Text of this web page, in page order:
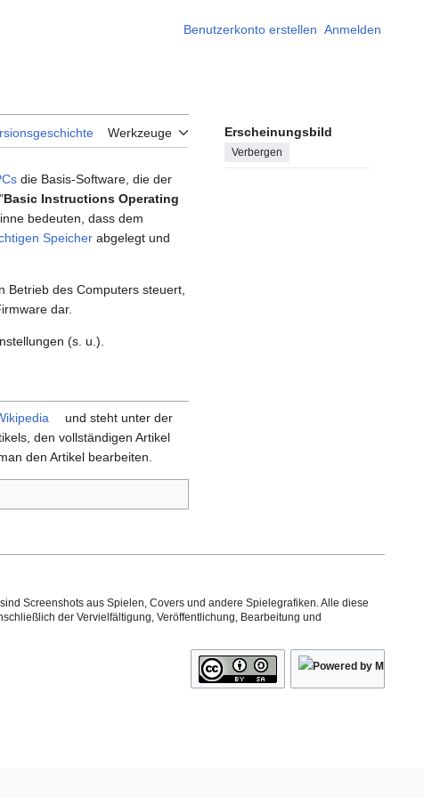
Benutzerkonto erstellen Anmelden
Werkzeuge Erscheinungsbild
Verbergen
die Basis-Software, die der
Basic Instructions Operating
bedeuten, dass dem
Speicher abgelegt und
Betrieb des Computers steuert,
dar.
(s. u.).
und steht unter der
den vollständigen Artikel
den Artikel bearbeiten.
Screenshots aus Spielen, Covers und andere Spielegrafiken. Alle diese
der Vervielfältigung, Veröffentlichung, Bearbeitung und